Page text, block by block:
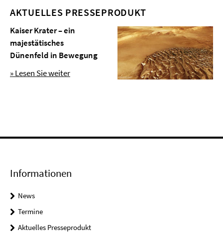
AKTUELLES PRESSEPRODUKT
Kaiser Krater – ein
majestätisches
Dünenfeld in Bewegung
» Lesen Sie weiter
Informationen
News
Termine
Aktuelles Presseprodukt